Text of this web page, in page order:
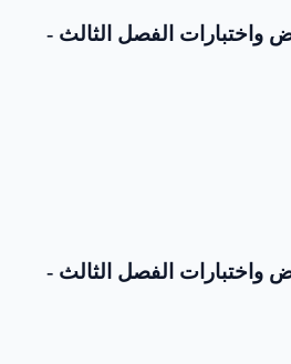
رقم 58 - فروض واختبارات الفصل الثالث -
رقم 57 - فروض واختبارات الفصل الثالث -